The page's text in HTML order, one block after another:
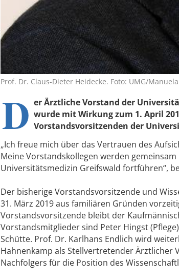
Prof. Dr. Claus-Dieter Heidecke. Foto: UMG/Manuela
D er Ärztliche Vorstand der
wurde mit Wirkung zum 1. April
Vorstandsvorsitzenden der
„Ich freue mich über das Vertrauen des
Meine Vorstandskollegen werden
Universitätsmedizin Greifswald fortführen“,
Der bisherige Vorstandsvorsitzende und
31. März 2019 aus familiären Gründen
Vorstandsvorsitzende bleibt der
Vorstandsmitglieder sind Peter Hingst
Schütte. Prof. Dr. Karlhans Endlich wird
Hahnenkamp als Stellvertretender Ärztlicher
Nachfolgers für die Position des